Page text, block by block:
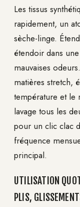
Les tissus
rapidement, un
sèche-linge.
étendoir dans
mauvaises
matières stretch,
température et le
lavage tous les
pour un clic clac
fréquence
principal.
UTILISATION
PLIS,